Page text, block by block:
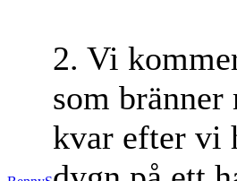
2. Vi
som
kvar efter vi